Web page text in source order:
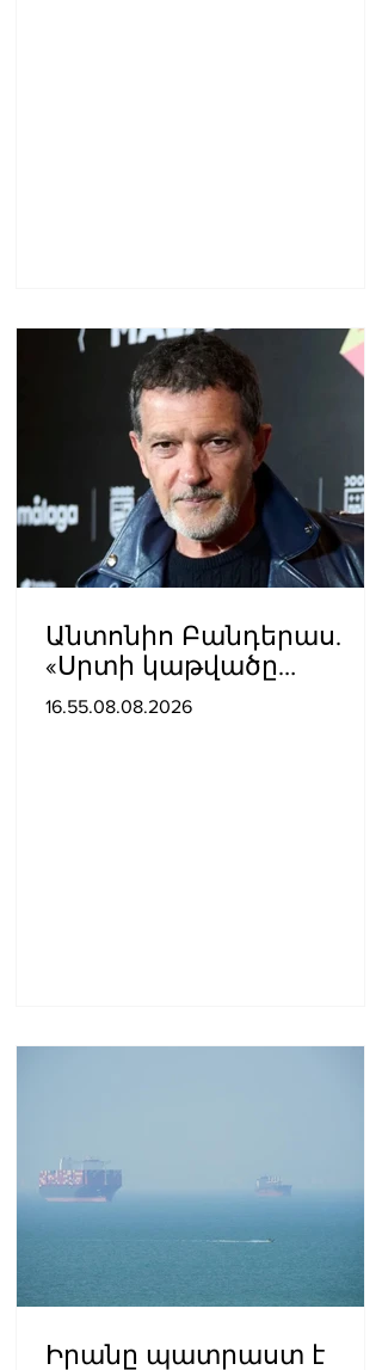
Անտոնիո Բանդերաս.
«Սրտի կաթվածը
լավագույն բանն էր, որ
16.55.08.08.2026
Իրանը պատրաստ է